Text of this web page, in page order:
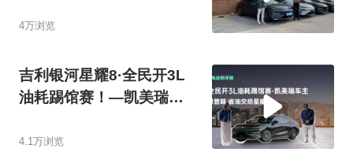
4万浏览
吉利银河星耀8·全民开3L
油耗踢馆赛！—凯美瑞车
4.1万浏览